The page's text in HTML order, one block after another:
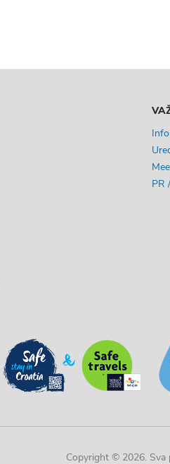
PR
Copyright © 2026. Sva